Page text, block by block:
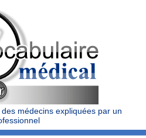
médecins expliquées par un